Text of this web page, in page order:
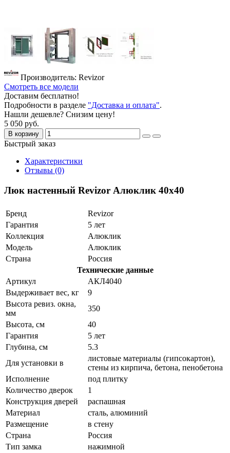
Производитель: Revizor
Смотреть все модели
Доставим бесплатно!
Подробности в разделе "Доставка и оплата".
Нашли дешевле? Снизим цену!
5 050 руб.
В корзину
Быстрый заказ
Характеристики
Отзывы (0)
Люк настенный Revizor Алюклик 40x40
Бренд
Revizor
Гарантия
5 лет
Коллекция
Алюклик
Модель
Алюклик
Страна
Россия
Технические данные
Артикул
АКЛ4040
Выдерживает вес, кг
9
Высота ревиз. окна,
мм
350
Высота, см
40
Гарантия
5 лет
Глубина, см
5.3
Для установки в
листовые материалы (гипсокартон),
стены из кирпича, бетона, пенобетона
Исполнение
под плитку
Количество дверок
1
Конструкция дверей
распашная
Материал
сталь, алюминий
Размещение
в стену
Страна
Россия
Тип замка
нажимной